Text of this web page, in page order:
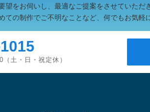
望をお伺いし、最適なご提案をさせていただ
ての制作でご不明なことなど、何でもお気軽
土・日・祝定休）